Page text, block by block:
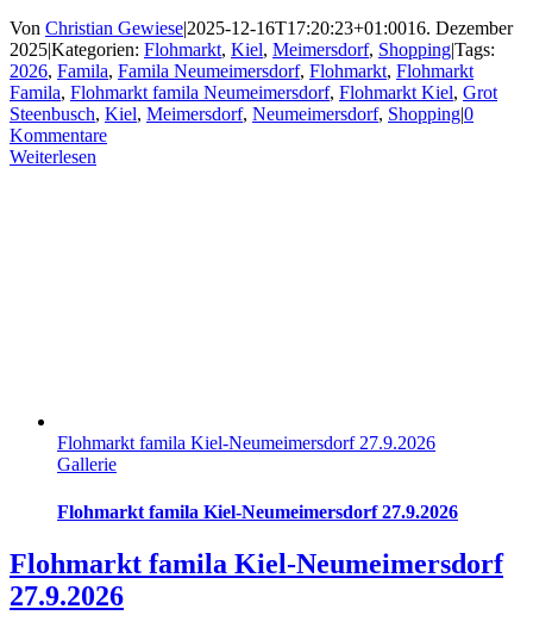
Von Christian Gewiese|2025-12-16T17:20:23+01:0016. Dezember
2025|Kategorien: Flohmarkt, Kiel, Meimersdorf, Shopping|Tags:
2026, Famila, Famila Neumeimersdorf, Flohmarkt, Flohmarkt
Famila, Flohmarkt famila Neumeimersdorf, Flohmarkt Kiel, Grot
Steenbusch, Kiel, Meimersdorf, Neumeimersdorf, Shopping|0
Kommentare
Weiterlesen
Flohmarkt famila Kiel-Neumeimersdorf 27.9.2026
Gallerie
Flohmarkt famila Kiel-Neumeimersdorf 27.9.2026
Flohmarkt famila Kiel-Neumeimersdorf
27.9.2026